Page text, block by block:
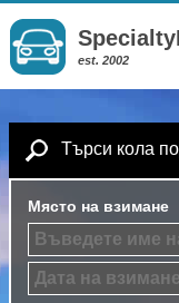
est. 2002
Търси кола
Място на взимане